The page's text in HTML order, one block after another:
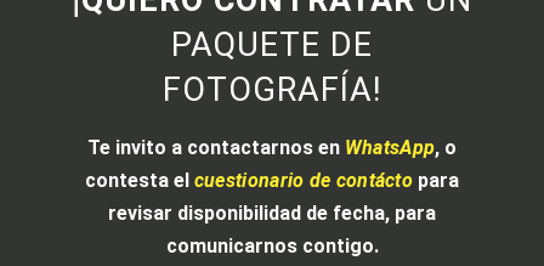
PAQUETE DE
FOTOGRAFÍA!
Te invito a contactarnos en WhatsApp, o
contesta el cuestionario de contácto para
revisar disponibilidad de fecha, para
comunicarnos contigo.